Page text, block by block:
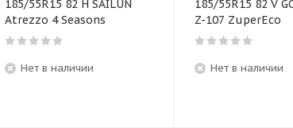
185/55R15 82 H SAILUN
Atrezzo 4 Seasons
Нет в наличии
185/55R15 82 V
Z-107 ZuperEco
Нет в наличии